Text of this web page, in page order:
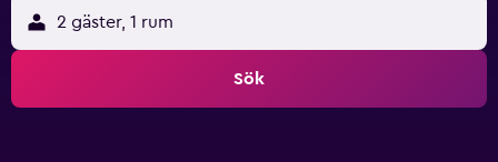
2 gäster, 1 rum
Sök